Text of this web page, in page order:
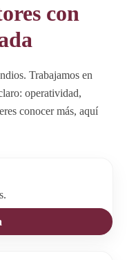
con
Trabajamos en
operatividad,
conocer más, aquí